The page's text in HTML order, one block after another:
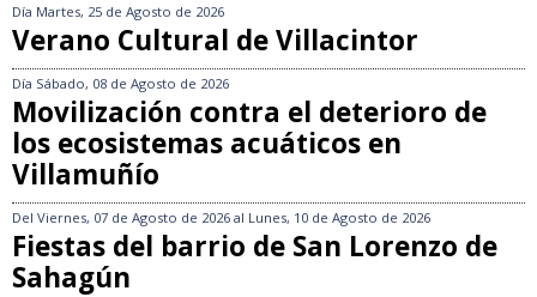
Día Martes, 25 de Agosto de 2026
Verano Cultural de Villacintor
Día Sábado, 08 de Agosto de 2026
Movilización contra el deterioro de
los ecosistemas acuáticos en
Villamuñío
Del Viernes, 07 de Agosto de 2026 al Lunes, 10 de Agosto de 2026
Fiestas del barrio de San Lorenzo de
Sahagún